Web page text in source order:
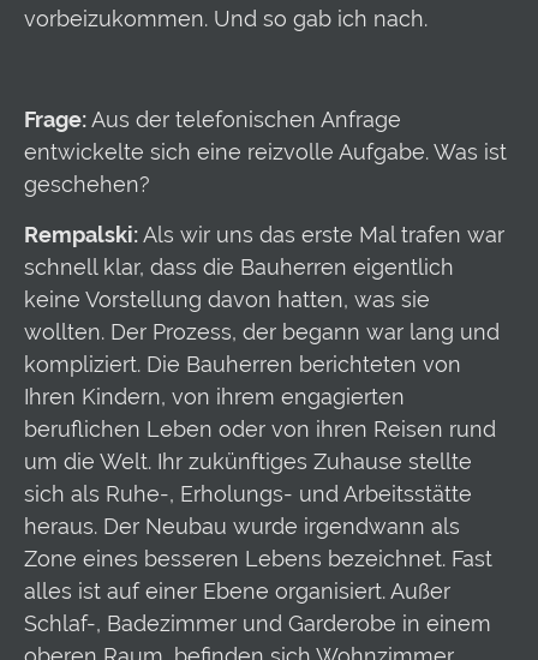
vorbeizukommen. Und so gab ich nach.
Frage:Aus der telefonischen Anfrage
entwickelte sich eine reizvolle Aufgabe. Was ist
geschehen?
Rempalski:Als wir uns das erste Mal trafen war
schnell klar, dass die Bauherren eigentlich
keine Vorstellung davon hatten, was sie
wollten. Der Prozess, der begann war lang und
kompliziert. Die Bauherren berichteten von
Ihren Kindern, von ihrem engagierten
beruflichen Leben oder von ihren Reisen rund
um die Welt. Ihr zukünftiges Zuhause stellte
sich als Ruhe-, Erholungs- und Arbeitsstätte
heraus. Der Neubau wurde irgendwann als
Zone eines besseren Lebens bezeichnet. Fast
alles ist auf einer Ebene organisiert. Außer
Schlaf-, Badezimmer und Garderobe in einem